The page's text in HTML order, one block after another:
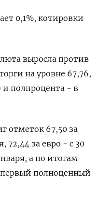
0,1%, котировки
выросла против
на уровне 67,76,
и полпроцента - в
отметок 67,50 за
72,44 за евро - с 30
а по итогам
полноценный